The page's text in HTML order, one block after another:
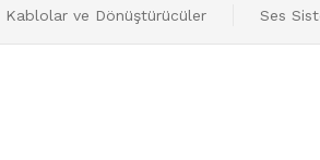
Kablolar ve Dönüştürücüler Ses